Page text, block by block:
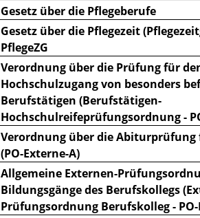
Gesetz über die Pflegeberufe
Gesetz über die Pflegezeit
PflegeZG
Verordnung über die Prüfung für
Hochschulzugang von besonders
Berufstätigen (Berufstätigen-
Hochschulreifeprüfungsordnung -
Verordnung über die Abiturprüfung
(PO-Externe-A)
Allgemeine Externen-
Bildungsgänge des Berufskollegs
Prüfungsordnung Berufskolleg -